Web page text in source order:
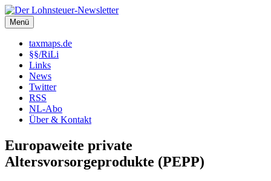
Zum
Inhalt
springen
Der Lohnsteuer-Newsletter
Steuerliche Informationen rund um das Arbeitsverhältnis (LSt,
SozVers, AR und mehr).
Menü
taxmaps.de
§§/RiLi
Links
News
Twitter
RSS
NL-Abo
Über & Kontakt
Europaweite private
Altersvorsorgeprodukte (PEPP)